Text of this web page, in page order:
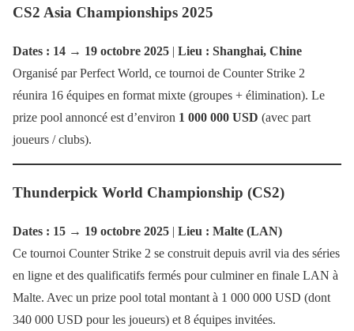
CS2 Asia Championships 2025
Dates : 14 → 19 octobre 2025 | Lieu : Shanghai, Chine
Organisé par Perfect World, ce tournoi de Counter Strike 2
réunira 16 équipes en format mixte (groupes + élimination). Le
prize pool annoncé est d’environ 1 000 000 USD (avec part
joueurs / clubs).
Thunderpick World Championship (CS2)
Dates : 15 → 19 octobre 2025 | Lieu : Malte (LAN)
Ce tournoi Counter Strike 2 se construit depuis avril via des séries
en ligne et des qualificatifs fermés pour culminer en finale LAN à
Malte. Avec un prize pool total montant à 1 000 000 USD (dont
340 000 USD pour les joueurs) et 8 équipes invitées.